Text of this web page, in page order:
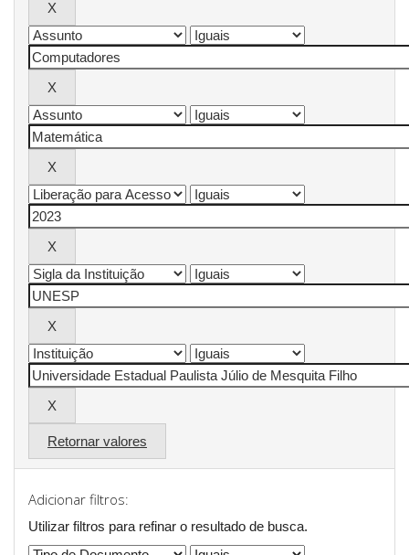
Retornar valores
Adicionar filtros:
Utilizar filtros para refinar o resultado de busca.